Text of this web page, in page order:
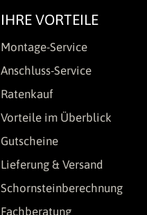
IHRE VORTEILE
Montage-Service
Anschluss-Service
Ratenkauf
Vorteile im Überblick
Gutscheine
Lieferung & Versand
Schornsteinberechnung
Fachberatung